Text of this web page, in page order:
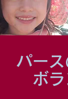
パー
ボ